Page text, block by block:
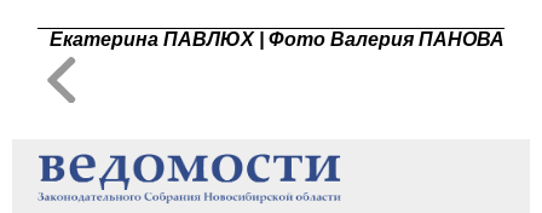
Екатерина ПАВЛЮХ | Фото Валерия ПАНОВА